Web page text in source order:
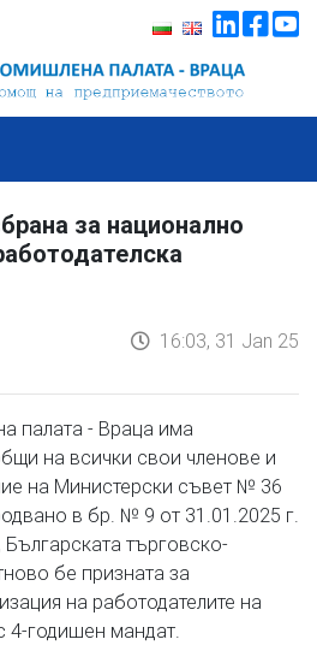
за национално
16:03, 31 Jan 25
палата - Враца има
на всички свои членове и
на Министерски съвет № 36
в бр. № 9 от 31.01.2025 г.
търговско-
бе призната за
на работодателите на
годишен мандат.